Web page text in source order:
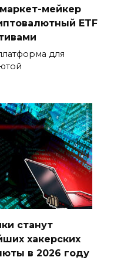
мейкер
ETF
для
станут
хакерских
в 2026 году